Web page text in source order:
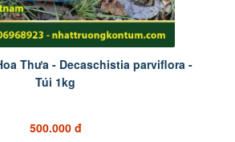
Thưa - Decaschistia parviflora -
Túi 1kg
500.000 đ